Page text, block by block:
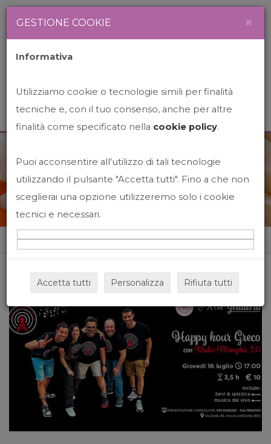
News&Events
Home News&events
GESTIONE COOKIE ×
Informativa
Utilizziamo cookie o tecnologie simili per finalità
tecniche e, con il tuo consenso, anche per altre
finalità come specificato nella cookie policy.
Puoi acconsentire all'utilizzo di tali tecnologie
utilizzando il pulsante "Accetta tutti". Fino a che non
sceglierai una opzione utilizzeremo solo i cookie
tecnici e necessari.
Accetta tutti Personalizza Rifiuta tutti